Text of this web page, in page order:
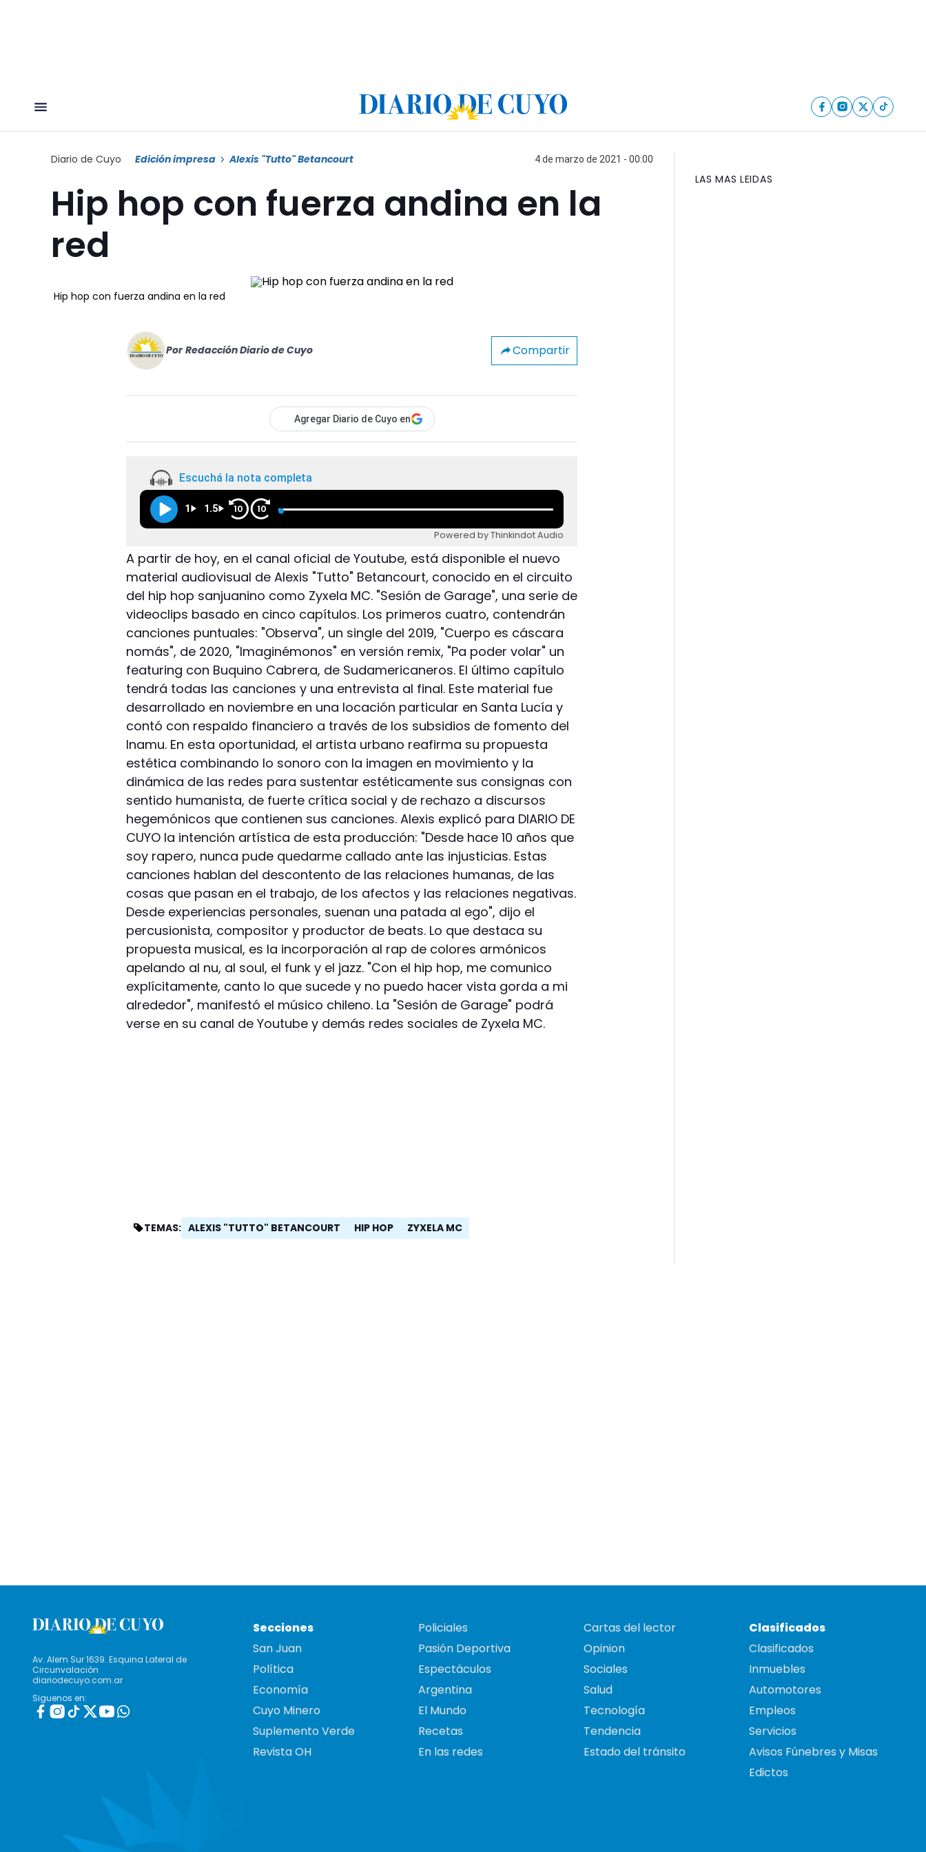
Diario de Cuyo Edición impresa Alexis "Tutto" Betancourt 4 de marzo de 2021 - 00:00
Hip hop con fuerza andina en la
red
Hip hop con fuerza andina en la red
Por Redacción Diario de Cuyo Compartir
Agregar Diario de Cuyo en
Escuchá la nota completa
1 1.5 10 10
Powered by Thinkindot Audio
A partir de hoy, en el canal oficial de Youtube, está disponible el nuevo
material audiovisual de Alexis "Tutto" Betancourt, conocido en el circuito
del hip hop sanjuanino como Zyxela MC. "Sesión de Garage", una serie de
videoclips basado en cinco capítulos. Los primeros cuatro, contendrán
canciones puntuales: "Observa", un single del 2019, "Cuerpo es cáscara
nomás", de 2020, "Imaginémonos" en versión remix, "Pa poder volar" un
featuring con Buquino Cabrera, de Sudamericaneros. El último capítulo
tendrá todas las canciones y una entrevista al final. Este material fue
desarrollado en noviembre en una locación particular en Santa Lucía y
contó con respaldo financiero a través de los subsidios de fomento del
Inamu. En esta oportunidad, el artista urbano reafirma su propuesta
estética combinando lo sonoro con la imagen en movimiento y la
dinámica de las redes para sustentar estéticamente sus consignas con
sentido humanista, de fuerte crítica social y de rechazo a discursos
hegemónicos que contienen sus canciones. Alexis explicó para DIARIO DE
CUYO la intención artística de esta producción: "Desde hace 10 años que
soy rapero, nunca pude quedarme callado ante las injusticias. Estas
canciones hablan del descontento de las relaciones humanas, de las
cosas que pasan en el trabajo, de los afectos y las relaciones negativas.
Desde experiencias personales, suenan una patada al ego", dijo el
percusionista, compositor y productor de beats. Lo que destaca su
propuesta musical, es la incorporación al rap de colores armónicos
apelando al nu, al soul, el funk y el jazz. "Con el hip hop, me comunico
explícitamente, canto lo que sucede y no puedo hacer vista gorda a mi
alrededor", manifestó el músico chileno. La "Sesión de Garage" podrá
verse en su canal de Youtube y demás redes sociales de Zyxela MC.
TEMAS: ALEXIS "TUTTO" BETANCOURT HIP HOP ZYXELA MC
LAS MAS LEIDAS
Av. Alem Sur 1639. Esquina Lateral de
Circunvalación
diariodecuyo.com.ar
Siguenos en:
Secciones
San Juan
Política
Economía
Cuyo Minero
Suplemento Verde
Revista OH
Policiales
Pasión Deportiva
Espectáculos
Argentina
El Mundo
Recetas
En las redes
Cartas del lector
Opinion
Sociales
Salud
Tecnología
Tendencia
Estado del tránsito
Clasificados
Clasificados
Inmuebles
Automotores
Empleos
Servicios
Avisos Fúnebres y Misas
Edictos